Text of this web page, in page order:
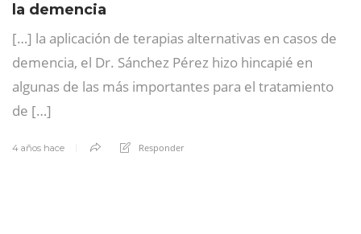
la demencia
[…] la aplicación de terapias alternativas en casos de
demencia, el Dr. Sánchez Pérez hizo hincapié en
algunas de las más importantes para el tratamiento
de […]
4 años hace Responder